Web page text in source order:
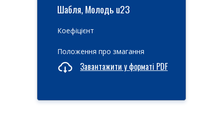
Шабля, Молодь u23
Коефіцієнт
Положення про змагання
Завантажити у форматі PDF